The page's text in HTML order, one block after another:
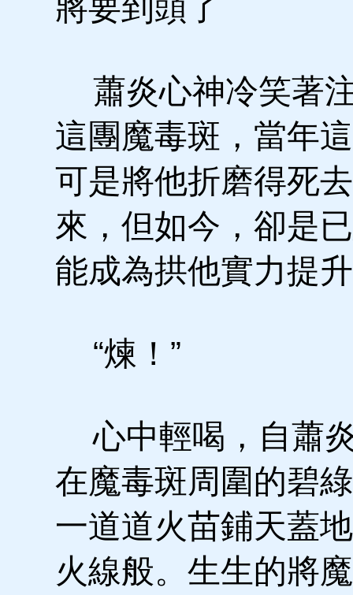
將要到頭了
蕭炎心神冷笑著
這團魔毒斑，當年
可是將他折磨得死
來，但如今，卻是
能成為拱他實力提
“煉！”
心中輕喝，自蕭
在魔毒斑周圍的碧
一道道火苗鋪天蓋
火線般。生生的將